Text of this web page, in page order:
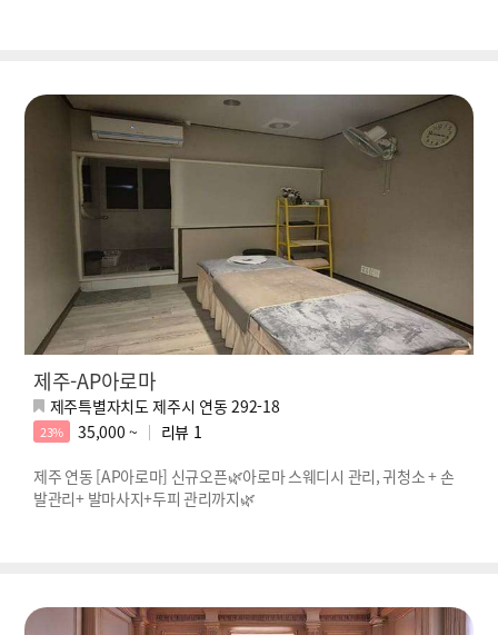
제주-AP아로마
제주특별자치도 제주시 연동 292-18
23% 35,000 ~ 리뷰 1
제주 연동 [AP아로마] 신규오픈🌿아로마 스웨디시 관리, 귀청소 + 손
발관리+ 발마사지+두피 관리까지🌿